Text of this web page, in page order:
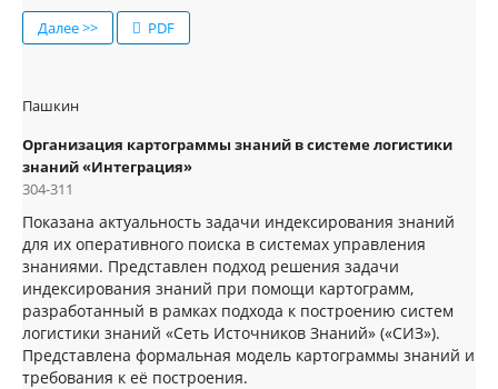
Далее >> PDF
Пашкин
Организация картограммы знаний в системе логистики
знаний «Интеграция»
304-311
Показана актуальность задачи индексирования знаний
для их оперативного поиска в системах управления
знаниями. Представлен подход решения задачи
индексирования знаний при помощи картограмм,
разработанный в рамках подхода к построению систем
логистики знаний «Сеть Источников Знаний» («СИЗ»).
Представлена формальная модель картограммы знаний и
требования к её построения.